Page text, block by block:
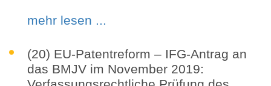
mehr lesen ...
(20) EU-Patentreform – IFG-Antrag an
das BMJV im November 2019: